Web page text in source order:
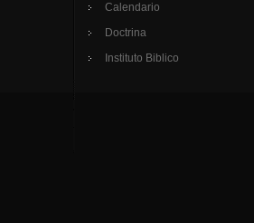
Calendario
Doctrina
Instituto Biblico